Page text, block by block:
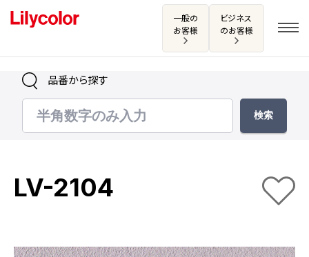
一般の
お客様
ビジネス
のお客様
ログイン・新規会員登録
お気に入り
商品を探す
品番から探す
LV-2104